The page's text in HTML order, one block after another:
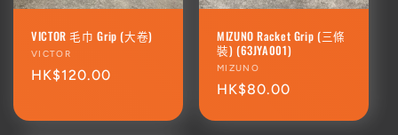
VICTOR 毛巾 Grip (大卷)
廠
商：
VICTOR
定
HK$120.00
MIZUNO Racket Grip (三條
裝) (63JYA001)
廠
商：
MIZUNO
定
HK$80.00